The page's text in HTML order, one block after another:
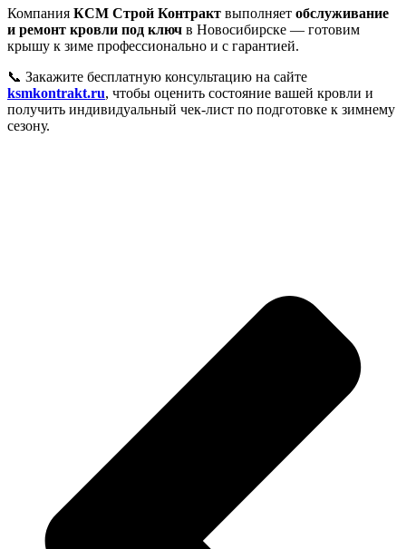
Компания КСМ Строй Контракт выполняет обслуживание
и ремонт кровли под ключ в Новосибирске — готовим
крышу к зиме профессионально и с гарантией.
📞 Закажите бесплатную консультацию на сайте
ksmkontrakt.ru, чтобы оценить состояние вашей кровли и
получить индивидуальный чек-лист по подготовке к зимнему
сезону.